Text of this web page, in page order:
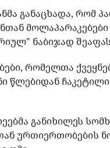
განაცხადა, რომ
მოლაპარაკებები
ნაბიჯად
რომელთა
წლებიდან
განიხილეს
ურთიერთობების